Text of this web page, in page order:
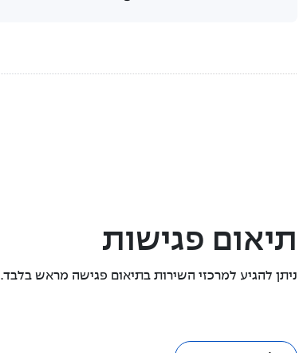
תיאום פגישות
ניתן להגיע למרכזי השירות בתיאום פגישה מראש בלבד.